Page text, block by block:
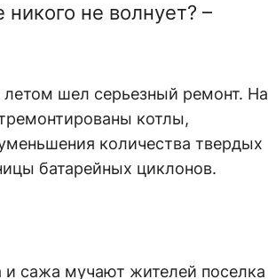
не волнует? –
шел серьезный ремонт. На
котлы,
количества твердых
батарейных циклонов.
сажа мучают жителей поселка